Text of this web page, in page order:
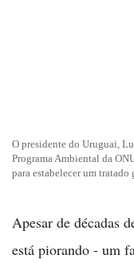
O presidente do Uruguai,
Programa Ambiental da
para estabelecer um
Apesar de décadas
está piorando - um